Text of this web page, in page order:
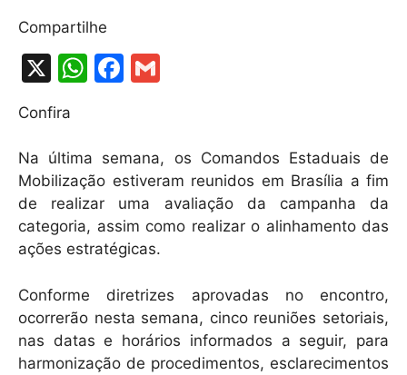
Compartilhe
X
W
s
A
p
p
F
e
b
o
o
l
Confira
Na última semana, os Comandos Estaduais de
Mobilização estiveram reunidos em Brasília a fim
de realizar uma avaliação da campanha da
categoria, assim como realizar o alinhamento das
ações estratégicas.
Conforme diretrizes aprovadas no encontro,
ocorrerão nesta semana, cinco reuniões setoriais,
nas datas e horários informados a seguir, para
harmonização de procedimentos, esclarecimentos